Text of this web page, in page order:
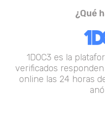
¿Qué
1DOC3 es la
verificados
online las 24 horas